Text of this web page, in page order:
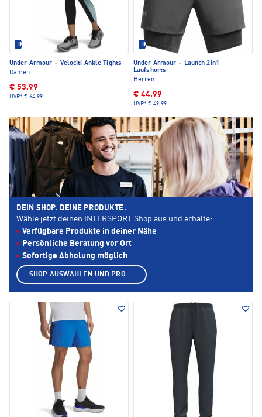
IM SET ERHÄLTLICH
Under Armour · Velociti Ankle Tights
Damen
€ 53,99
UVP* € 64,99
IM SET ERHÄLTLICH
Under Armour ·
Launch 2in1
Laufshorts
Herren
€ 44,99
UVP* € 49,99
DEIN SHOP. DEINE PRODUKTE.
Wähle jetzt deinen INTERSPORT Shop aus und erhalte:
Verfügbare Produkte in deiner Nähe
Persönliche Beratung vor Ort
Sofortige Abholung möglich
SHOP AUSWÄHLEN UND PRODUKTE ANZEIGEN